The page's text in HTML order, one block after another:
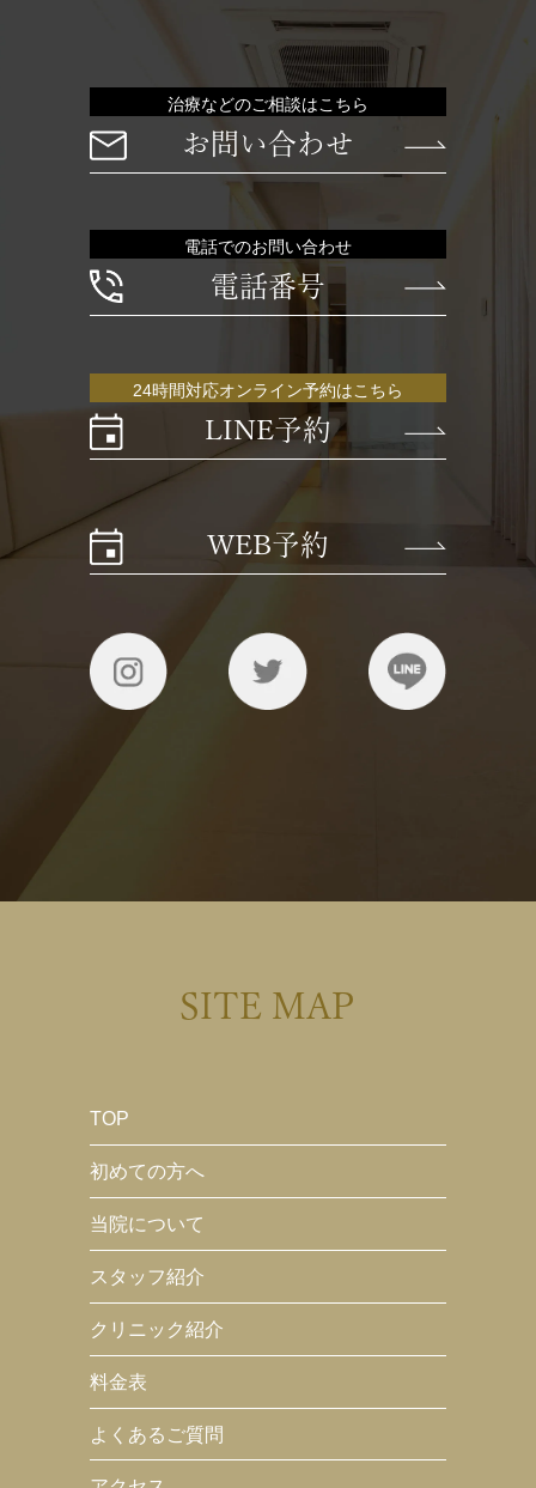
治療などのご相談はこちら
お問い合わせ
電話でのお問い合わせ
電話番号
24時間対応オンライン予約はこちら
LINE予約
WEB予約
SITE MAP
TOP
初めての方へ
当院について
スタッフ紹介
クリニック紹介
料金表
よくあるご質問